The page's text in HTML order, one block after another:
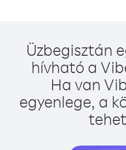
Üzbegisztán
hívható a
Ha van
egyenlege, a